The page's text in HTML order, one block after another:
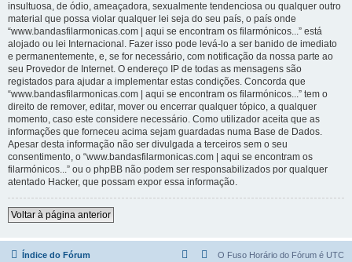
insultuosa, de ódio, ameaçadora, sexualmente tendenciosa ou qualquer outro
material que possa violar qualquer lei seja do seu país, o país onde
“www.bandasfilarmonicas.com | aqui se encontram os filarmónicos...” está
alojado ou lei Internacional. Fazer isso pode levá-lo a ser banido de imediato
e permanentemente, e, se for necessário, com notificação da nossa parte ao
seu Provedor de Internet. O endereço IP de todas as mensagens são
registados para ajudar a implementar estas condições. Concorda que
“www.bandasfilarmonicas.com | aqui se encontram os filarmónicos...” tem o
direito de remover, editar, mover ou encerrar qualquer tópico, a qualquer
momento, caso este considere necessário. Como utilizador aceita que as
informações que forneceu acima sejam guardadas numa Base de Dados.
Apesar desta informação não ser divulgada a terceiros sem o seu
consentimento, o “www.bandasfilarmonicas.com | aqui se encontram os
filarmónicos...” ou o phpBB não podem ser responsabilizados por qualquer
atentado Hacker, que possam expor essa informação.
Voltar à página anterior
Índice do Fórum O Fuso Horário do Fórum é UTC